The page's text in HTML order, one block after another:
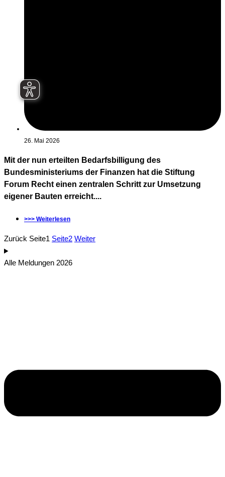
26. Mai 2026
Mit der nun erteilten Bedarfsbilligung des
Bundesministeriums der Finanzen hat die Stiftung
Forum Recht einen zentralen Schritt zur Umsetzung
eigener Bauten erreicht....
>>> Weiterlesen
Zurück Seite1 Seite2 Weiter
Alle Meldungen 2026